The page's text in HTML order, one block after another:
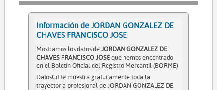
Información de JORDAN GONZALEZ DE
CHAVES FRANCISCO JOSE
Mostramos los datos deJORDAN GONZALEZ DE
CHAVES FRANCISCO JOSEque hemos encontrado
en el Boletín Oficial del Registro Mercantil (BORME)
DatosCif te muestra gratuitamente toda la
trayectoria profesional de JORDAN GONZALEZ DE